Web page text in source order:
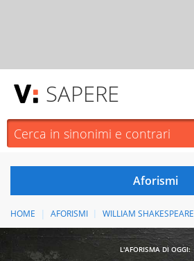
SAPERE
HOME AFORISMI WILLIAM SHAKESPEARE
L'AFORISMA DI OGGI: